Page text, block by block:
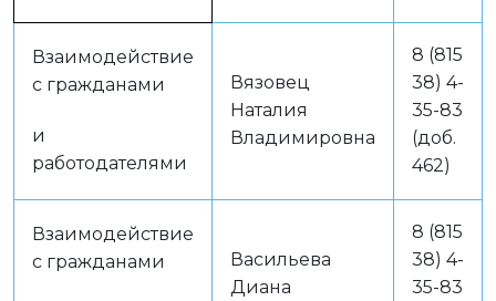
Взаимодействие
с гражданами
и
работодателями
Вязовец
Наталия
Владимировна
8 (815
38) 4-
35-83
(доб.
462)
Взаимодействие
с гражданами
Васильева
Диана
8 (815
38) 4-
35-83